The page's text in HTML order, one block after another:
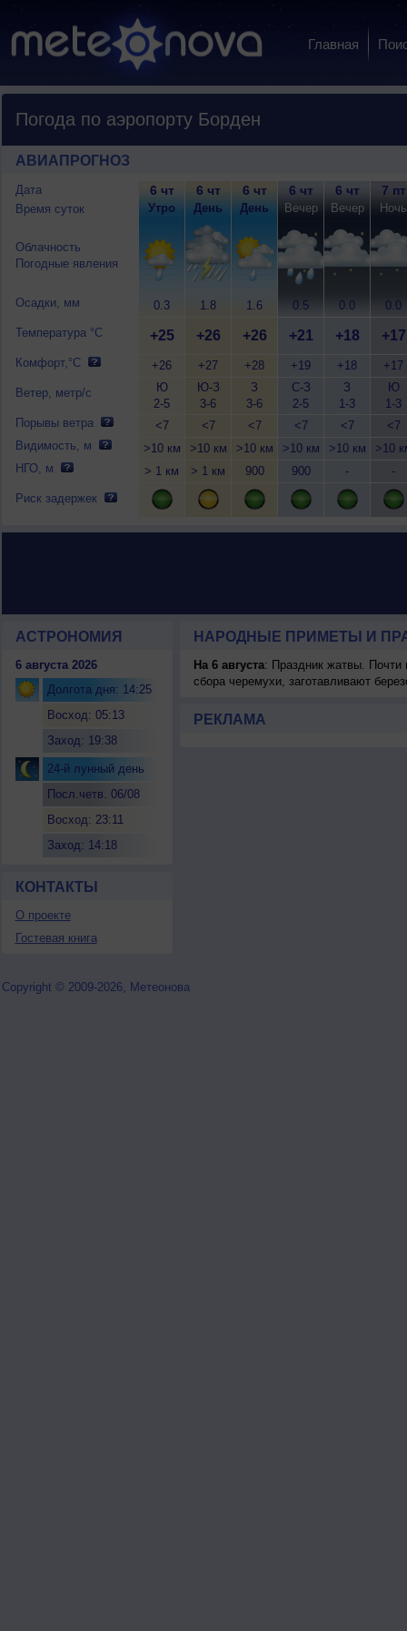
Главная
Погода по аэропорту Борден
АВИАПРОГНОЗ
Дата
Время суток
Облачность
Погодные явления
Осадки, мм
Температура °C
Комфорт,°C
Ветер, метр/с
Порывы ветра
Видимость, м
НГО, м
Риск задержек
6 чт
Утро
0.3
+25
+26
Ю
2-5
<7
>10 км
> 1 км
6 чт
День
1.8
+26
+27
Ю-З
3-6
<7
>10 км
> 1 км
6 чт
День
1.6
+26
+28
З
3-6
<7
>10 км
900
6 чт
Вечер
0.5
+21
+19
С-З
2-5
<7
>10 км
900
6 чт
Вечер
0.0
+18
+18
З
1-3
<7
>10 км
-
7 пт
Ночь
0.0
+17
+17
Ю
1-3
<7
>10
-
АСТРОНОМИЯ
6 августа 2026
Долгота дня: 14:25
Восход: 05:13
Заход: 19:38
24-й лунный день
Посл.четв. 06/08
Восход: 23:11
Заход: 14:18
КОНТАКТЫ
О проекте
Гостевая книга
НАРОДНЫЕ ПРИМЕТЫ И
На 6 августа: Праздник жатвы. Почти
сбора черемухи, заготавливают
РЕКЛАМА
Copyright © 2009-2026, Метеонова